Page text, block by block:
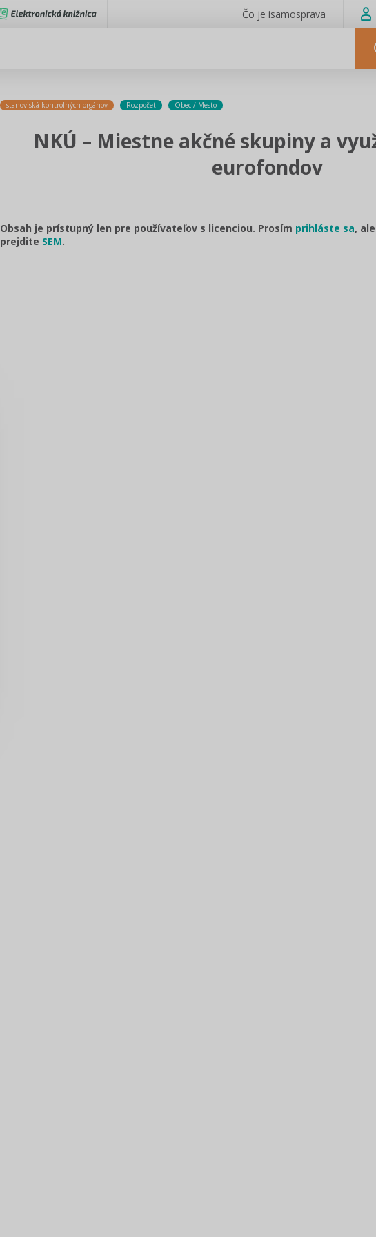
Čo je isamosprava
stanoviská kontrolných orgánov Rozpočet Obec / Mesto
NKÚ – Miestne akčné skupiny a
eurofondov
Obsah je prístupný len pre používateľov s licenciou. Prosím prihláste sa,
prejdite SEM.